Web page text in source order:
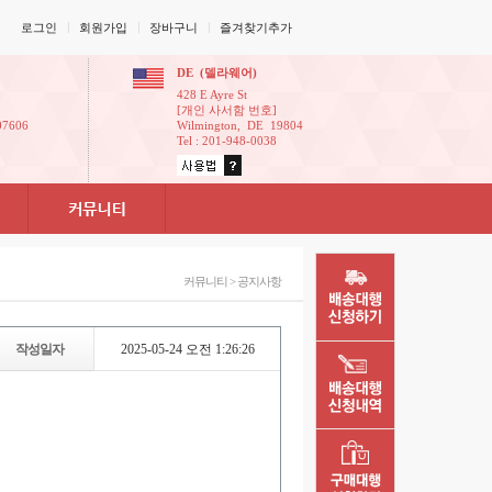
로그인 회원가입 장바구니 즐겨찾기추가
DE(델라웨어)
428EAyreSt
[개인사서함번호]
Wilmington,DE19804
Tel:201-948-0038
커뮤니티>공지사항
작성일자 2025-05-24오전1:26:26